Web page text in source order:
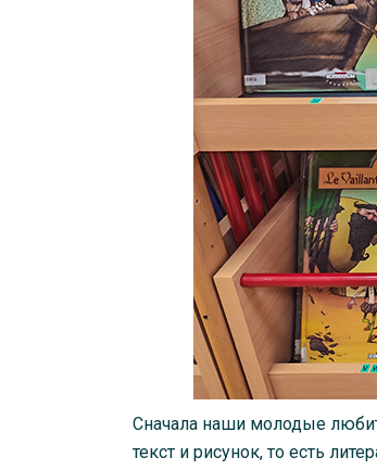
Сначала наши молодые
текст и рисунок, то есть